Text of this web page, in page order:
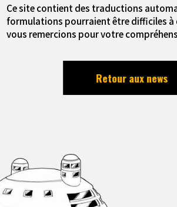
Ce site contient des traductions
formulations pourraient être difficiles à
vous remercions pour votre
Retour aux news